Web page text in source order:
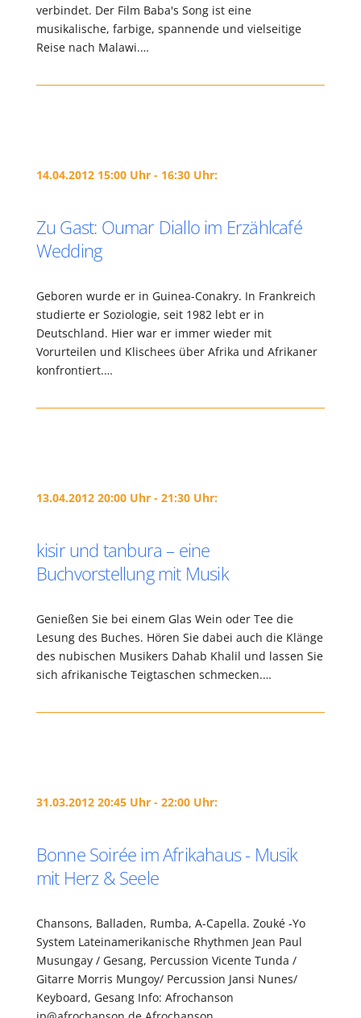
verbindet. Der Film Baba's Song ist eine
musikalische, farbige, spannende und vielseitige
Reise nach Malawi.…
14.04.2012 15:00 Uhr - 16:30 Uhr:
Zu Gast: Oumar Diallo im Erzählcafé
Wedding
Geboren wurde er in Guinea-Conakry. In Frankreich
studierte er Soziologie, seit 1982 lebt er in
Deutschland. Hier war er immer wieder mit
Vorurteilen und Klischees über Afrika und Afrikaner
konfrontiert.…
13.04.2012 20:00 Uhr - 21:30 Uhr:
kisir und tanbura – eine
Buchvorstellung mit Musik
Genießen Sie bei einem Glas Wein oder Tee die
Lesung des Buches. Hören Sie dabei auch die Klänge
des nubischen Musikers Dahab Khalil und lassen Sie
sich afrikanische Teigtaschen schmecken.…
31.03.2012 20:45 Uhr - 22:00 Uhr:
Bonne Soirée im Afrikahaus - Musik
mit Herz & Seele
Chansons, Balladen, Rumba, A-Capella. Zouké -Yo
System Lateinamerikanische Rhythmen Jean Paul
Musungay / Gesang, Percussion Vicente Tunda /
Gitarre Morris Mungoy/ Percussion Jansi Nunes/
Keyboard, Gesang Info: Afrochanson